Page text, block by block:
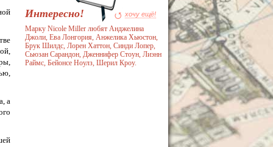
а
Интересно! хочу ещё!
Марку Nicole Miller любят Анджелина
Джоли, Ева Лонгория, Анжелика Хьюстон,
Брук Шилдс, Лорен Хаттон, Синди Лопер,
Сьюзан Сарандон, Дженнифер Стоун, Лиэнн
Раймс, Бейонсе Ноулз, Шерил Кроу.